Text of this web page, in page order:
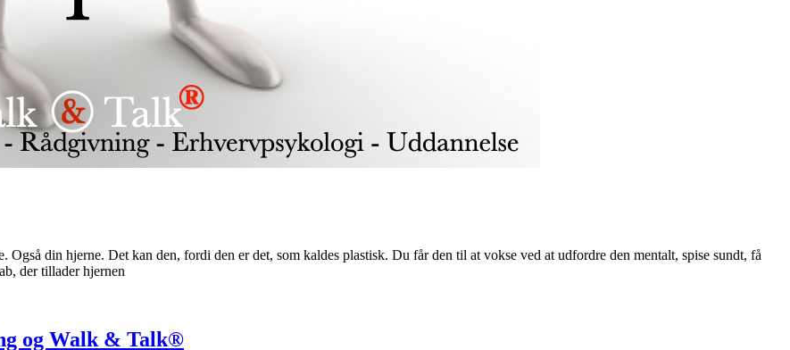
din hjerne. Det kan den, fordi den er det, som kaldes plastisk. Du får den til at vokse ved at udfordre den mentalt, spise sundt, få
der tillader hjernen
og Walk & Talk®